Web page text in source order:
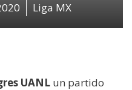
Liga MX
UANL un partido